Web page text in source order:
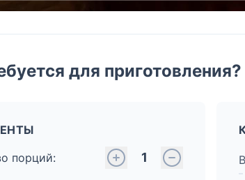
для приготовления?
порций:
1